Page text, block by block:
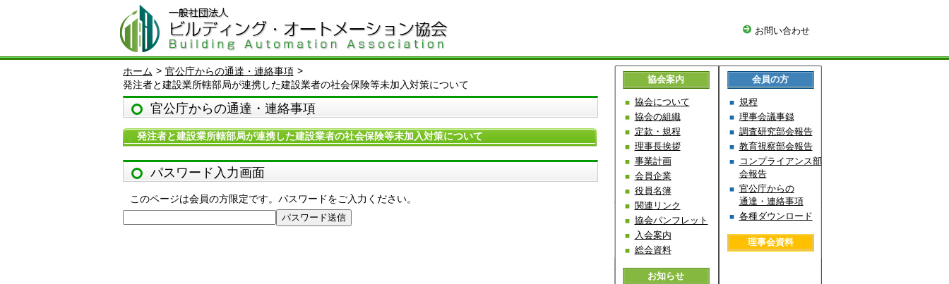
お問い合わせ
ホーム > 官公庁からの通達・連絡事項 >
発注者と建設業所轄部局が連携した建設業者の社会保険等未加入対策について
官公庁からの通達・連絡事項
発注者と建設業所轄部局が連携した建設業者の社会保険等未加入対策について
パスワード入力画面
このページは会員の方限定です。パスワードをご入力ください。
協会案内
協会について
協会の組織
定款・規程
理事長挨拶
事業計画
会員企業
役員名簿
関連リンク
協会パンフレット
入会案内
総会資料
お知らせ
会員の方
規程
理事会議事録
調査研究部会報告
教育視察部会報告
コンプライアンス部
会報告
官公庁からの
通達・連絡事項
各種ダウンロード
理事会資料